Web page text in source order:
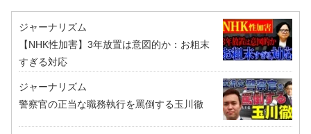
ジャーナリズム
【NHK性加害】3年放置は意図的か：お粗末
すぎる対応
ジャーナリズム
警察官の正当な職務執行を罵倒する玉川徹